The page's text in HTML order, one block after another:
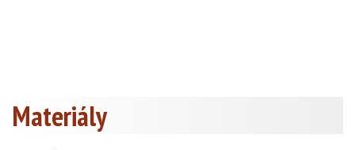
Materiály